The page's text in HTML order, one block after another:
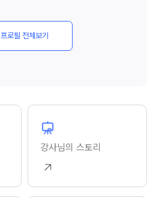
프로필 전체보기
강사님의 스토리